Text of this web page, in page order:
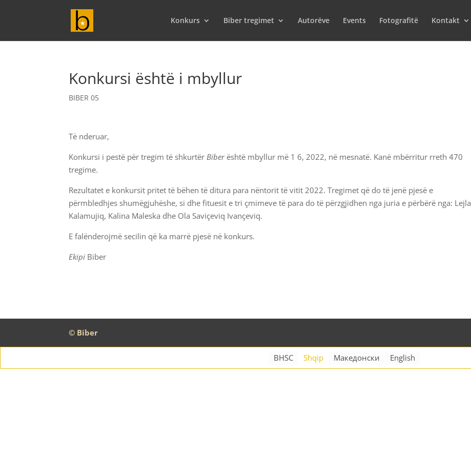
Konkurs Biber tregimet Autorëve Events Fotografitë Kontakt
Konkursi është i mbyllur
BIBER 05
Të nderuar,
Konkursi i pestë për tregim të shkurtërBiberështë mbyllur më 1 6, 2022, në mesnatë. Kanë mbërritur rreth 470
tregime.
Rezultatet e konkursit pritet të bëhen të ditura para nëntorit të vitit 2022. Tregimet që do të jenë pjesë e
përmbledhjes shumëgjuhëshe, si dhe fituesit e tri çmimeve të para do të përzgjidhen nga juria e përbërë nga: Lejla
Kalamujiq, Kalina Maleska dhe Ola Saviçeviq Ivançeviq.
E falënderojmë secilin që ka marrë pjesë në konkurs.
Ekipi Biber
© Biber
BHSC Shqip Македонски English